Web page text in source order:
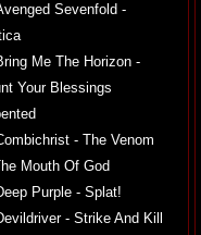
Sevenfold -
Me The Horizon -
Your Blessings
- The Venom
Mouth Of God
Purple - Splat!
- Strike And Kill